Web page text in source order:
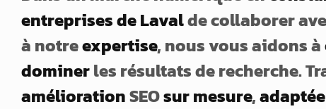
entreprises de Lavalde collaborer
à notreexpertise, nous vous aidons à
dominerles résultats de recherche.
améliorationSEOsur mesure,adaptée